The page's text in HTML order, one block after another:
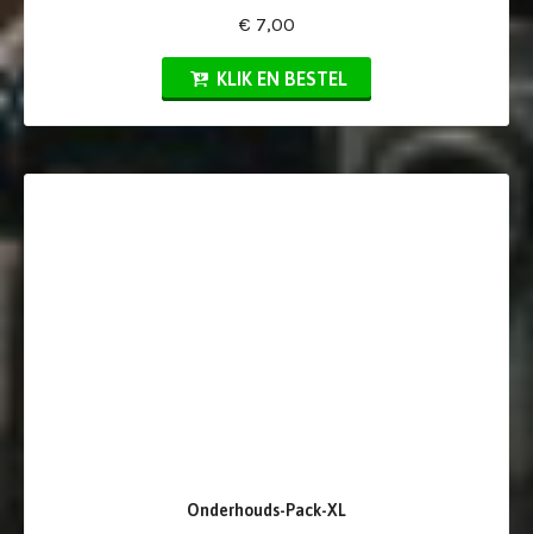
€ 7,00
KLIK EN BESTEL
Onderhouds-Pack-XL